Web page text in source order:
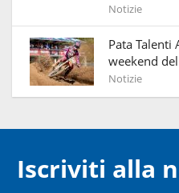
Notizie
Pata Talenti
weekend
Notizie
Iscriviti alla